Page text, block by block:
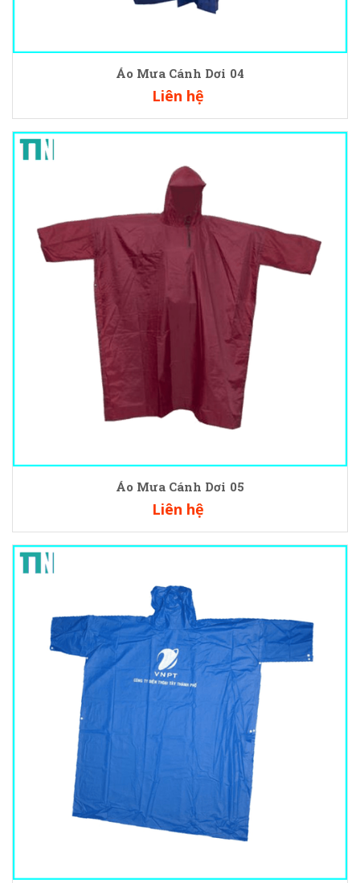
Áo Mưa Cánh Dơi 04
Liên hệ
Áo Mưa Cánh Dơi 05
Liên hệ